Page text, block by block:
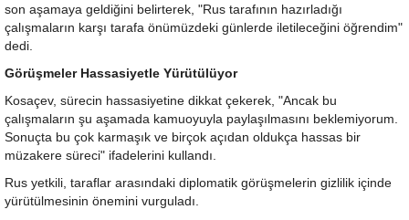
son aşamaya geldiğini belirterek, "Rus tarafının hazırladığı
çalışmaların karşı tarafa önümüzdeki günlerde iletileceğini öğrendim"
dedi.
Görüşmeler Hassasiyetle Yürütülüyor
Kosaçev, sürecin hassasiyetine dikkat çekerek, "Ancak bu
çalışmaların şu aşamada kamuoyuyla paylaşılmasını beklemiyorum.
Sonuçta bu çok karmaşık ve birçok açıdan oldukça hassas bir
müzakere süreci" ifadelerini kullandı.
Rus yetkili, taraflar arasındaki diplomatik görüşmelerin gizlilik içinde
yürütülmesinin önemini vurguladı.